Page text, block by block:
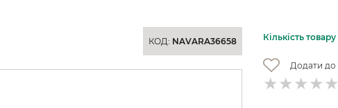
КОД: NAVARA36658 Кількість
Додати до